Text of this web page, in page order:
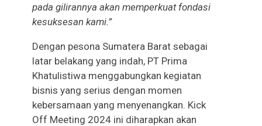
pada gilirannya akan memperkuat fondasi
kesuksesan kami.”
Dengan pesona Sumatera Barat sebagai
latar belakang yang indah, PT Prima
Khatulistiwa menggabungkan kegiatan
bisnis yang serius dengan momen
kebersamaan yang menyenangkan. Kick
Off Meeting 2024 ini diharapkan akan